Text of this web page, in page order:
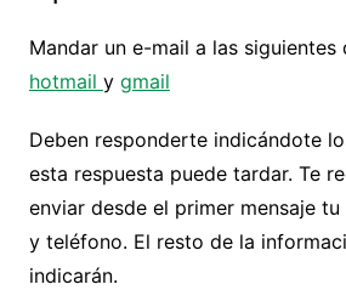
Mandar un e-mail a las siguientes
hotmail y gmail
Deben responderte indicándote
esta respuesta puede tardar. Te
enviar desde el primer mensaje
y teléfono. El resto de la
indicarán.